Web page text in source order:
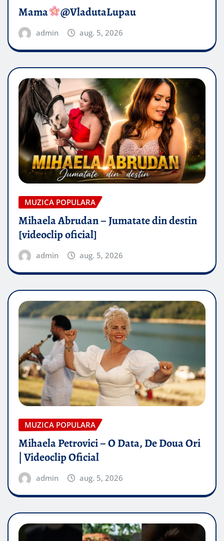
Mama @VladutaLupau
admin aug. 5, 2026
MUZICA POPULARA
Mihaela Abrudan – Jumatate din destin
[videoclip oficial]
admin aug. 5, 2026
MUZICA POPULARA
Mihaela Petrovici – O Data, De Doua Ori
| Videoclip Oficial
admin aug. 5, 2026